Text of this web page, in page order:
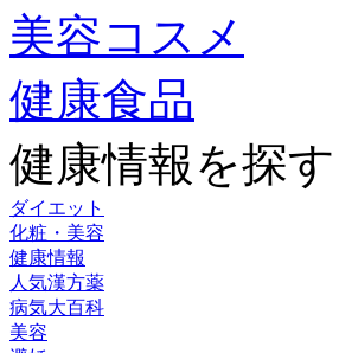
美容コスメ
健康食品
健康情報を探す
ダイエット
化粧・美容
健康情報
人気漢方薬
病気大百科
美容